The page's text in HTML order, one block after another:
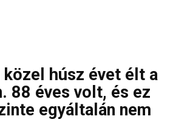
húsz évet élt a
88 éves volt, és ez
egyáltalán nem